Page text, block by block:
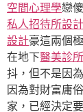
空間心理學戀
私人招待所設計
設計豪這兩個
在地下醫美診
抖，但不是因為
因為對財富庸
家，已經決定